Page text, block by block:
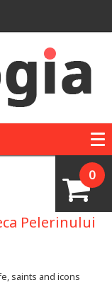
0
Pelerinului
saints and icons